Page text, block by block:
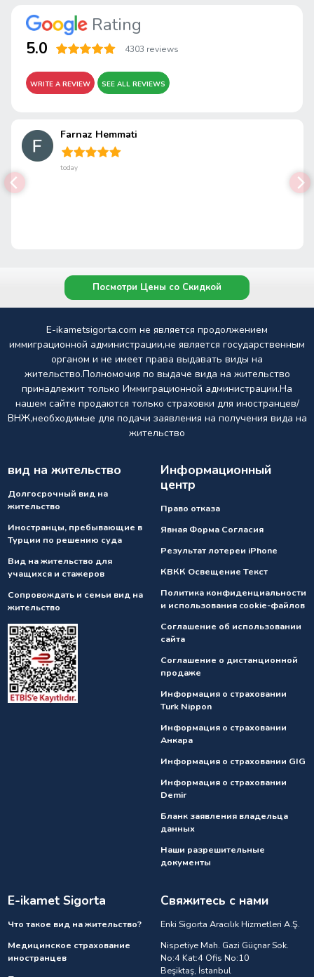
Rating
5.0 4303 reviews
WRITE A REVIEW SEE ALL REVIEWS
Farnaz Hemmati
today
Посмотри Цены со Скидкой
E-ikametsigorta.com не является продолжением
иммиграционной администрации,не является государственным
органом и не имеет права выдавать виды на
жительство.Полномочия по выдаче вида на жительство
принадлежит только Иммиграционной администрации.На
нашем сайте продаются только страховки для иностранцев/
ВНЖ,необходимые для подачи заявления на получения вида на
жительство
вид на жительство
Долгосрочный вид на
жительство
Иностранцы, пребывающие в
Турции по решению суда
Вид на жительство для
учащихся и стажеров
Сопровождать и семьи вид на
жительство
Информационный
центр
Право отказа
Явная Форма Согласия
Результат лотереи iPhone
КВКК Освещение Текст
Политика конфиденциальности
и использования cookie-файлов
Соглашение об использовании
сайта
Соглашение о дистанционной
продаже
Информация о страховании
Turk Nippon
Информация о страховании
Анкарa
Информация о страховании GIG
Информация о страховании
Demir
Бланк заявления владельца
данных
Наши разрешительные
документы
E-ikamet Sigorta
Что такое вид на жительство?
Медицинское страхование
иностранцев
Свяжитесь с нами
Enki Sigorta Aracılık Hizmetleri A.Ş.
Nispetiye Mah. Gazi Güçnar Sok.
No:4 Kat:4 Ofis No:10
Beşiktaş, İstanbul